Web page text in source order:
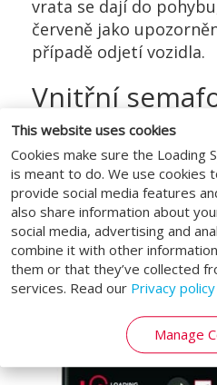
This website uses cookies
Cookies make sure the Loading
is meant to do. We use cookies
provide social media features
also share information about
social media, advertising and
combine it with other
them or that they’ve collected
services. Read our Privacy policy
Manage
vrata se dají do
červeně jako
případě odjetí vozidla.
Vnitřní
Semafory uvnitř
Jakmile jsou vrata
můstek dosedne na
semafor se rozsvítí
zahájit nakládání.
umístěn na řídící